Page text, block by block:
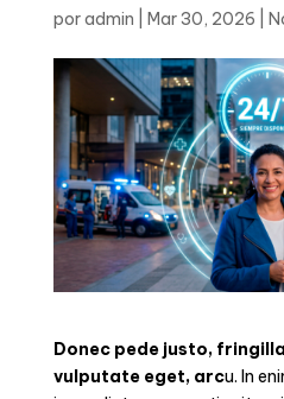
poradmin Mar 30, 2026
Donec pede justo,
vulputate eget, arcu. In